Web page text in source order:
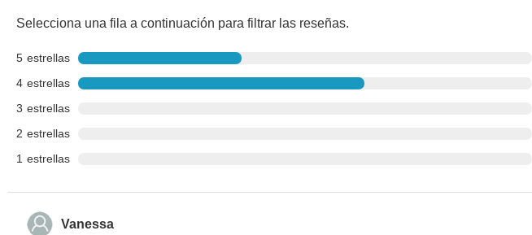
Selecciona una fila a continuación para filtrar las reseñas.
5 estrellas
4 estrellas
3 estrellas
2 estrellas
1 estrellas
Vanessa